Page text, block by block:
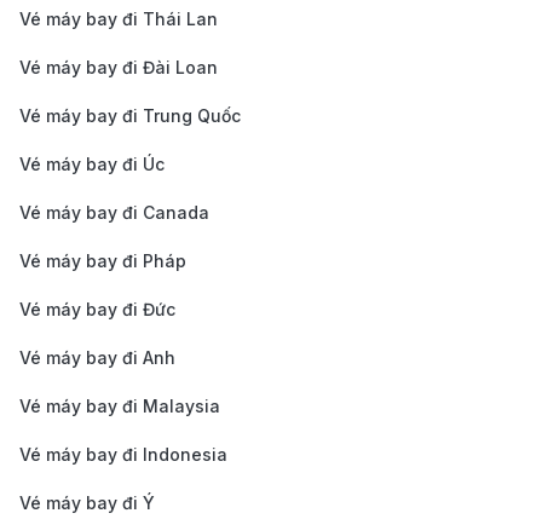
du khách có thể khám phá các cửa hàng đặc sản địa
kết nối nhanh chóng, Sân bay Okayama là điểm trung
chuyển lý tưởng để khám phá tỉnh Okayama, nổi tiếng
với di sản văn hóa phong phú và cảnh quan thiên
Okayama (OKJ) về trung tâm thành
phố
Từ Sân bay Okayama (OKJ) về trung tâm thành phố
Okayama, du khách có thể lựa chọn một số phương
tiện di chuyển thuận tiện sau:
Vé máy bay đi Thái Lan
Vé máy bay đi Đài Loan
Vé máy bay đi Trung Quốc
Vé máy bay đi Úc
Vé máy bay đi Canada
Vé máy bay đi Pháp
Vé máy bay đi Đức
Vé máy bay đi Anh
Vé máy bay đi Malaysia
Vé máy bay đi Indonesia
Vé máy bay đi Ý